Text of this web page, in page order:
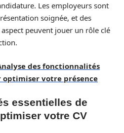
Les employeurs sont
soignée, et des
peuvent jouer un rôle clé
des fonctionnalités
votre présence
essentielles de
votre CV